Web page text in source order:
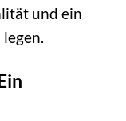
und ein